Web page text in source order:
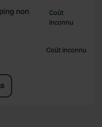
non
Coût
inconnu
Coût inconnu